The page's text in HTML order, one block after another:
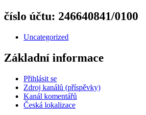
číslo účtu: 246640841/0100
Uncategorized
Základní informace
Přihlásit se
Zdroj kanálů (příspěvky)
Kanál komentářů
Česká lokalizace